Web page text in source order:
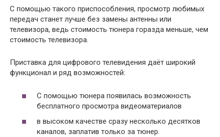
С помощью такого приспособления, просмотр любимых
передач станет лучше без замены антенны или
телевизора, ведь стоимость тюнера горазда меньше, чем
стоимость телевизора.
Приставка для цифрового телевидения даёт широкий
функционал и ряд возможностей:
С помощью тюнера появилась возможность
бесплатного просмотра видеоматериалов
в высоком качестве сразу несколько десятков
каналов, заплатив только за тюнер.